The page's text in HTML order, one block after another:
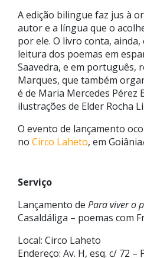
A edição bilingue faz jus à
autor e a língua que o
por ele. O livro conta, ainda,
leitura dos poemas em
Saavedra, e em português,
Marques, que também
é de Maria Mercedes Pérez
ilustrações de Elder Rocha
O evento de lançamento
no Circo Laheto, em
Serviço
Lançamento de Para viver o
Casaldáliga – poemas com
Local: Circo Laheto
Endereço: Av. H, esq. c/ 72 –